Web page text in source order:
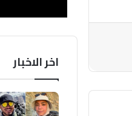
اخر الاخبار